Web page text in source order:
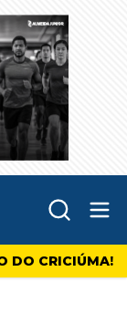
DO CRICIÚMA!